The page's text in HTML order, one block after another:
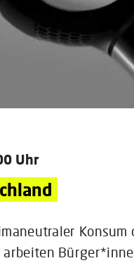
Uhr
Konsum
arbeiten